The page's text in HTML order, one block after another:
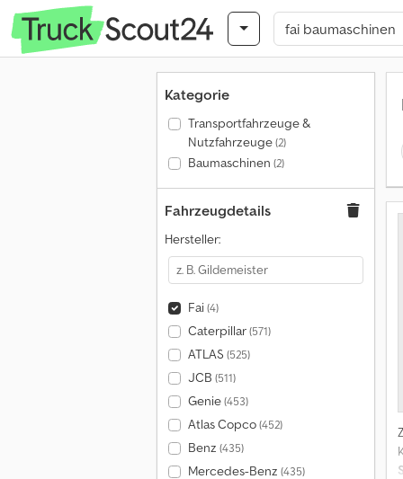
Kategorie
Transportfahrzeuge &
Nutzfahrzeuge(2)
Baumaschinen (2)
Fahrzeugdetails
Hersteller:
Fai(4)
Caterpillar(571)
ATLAS (525)
JCB (511)
Genie(453)
Atlas Copco(452)
Benz (435)
Mercedes-Benz (435)